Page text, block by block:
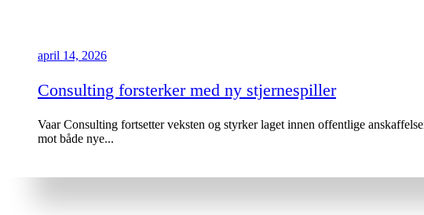
april 14, 2026
Consulting forsterker med ny stjernespiller
Vaar Consulting fortsetter veksten og styrker laget innen offentlige
mot både nye...